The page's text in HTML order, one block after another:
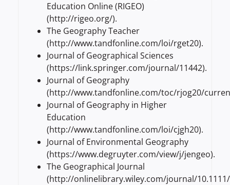
Education Online (RIGEO)
(http://rigeo.org/).
The Geography Teacher
(http://www.tandfonline.com/loi/rget20).
Journal of Geographical Sciences
(https://link.springer.com/journal/11442).
Journal of Geography
(http://www.tandfonline.com/toc/rjog20/
Journal of Geography in Higher
Education
(http://www.tandfonline.com/loi/cjgh20).
Journal of Environmental Geography
(https://www.degruyter.com/view/j/jengeo).
The Geographical Journal
(http://onlinelibrary.wiley.com/journal/10.1111/